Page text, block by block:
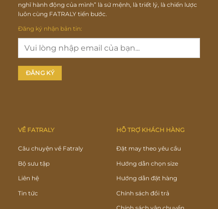
nghĩ hành động của mình” là sứ mệnh, là triết lý, là chiến lược
luôn cùng FATRALY tiến bước.
Đăng ký nhận bản tin:
VỀ FATRALY
Câu chuyện về Fatraly
Bộ sưu tập
Liên hệ
Tin tức
HỖ TRỢ KHÁCH HÀNG
Đặt may theo yêu cầu
Hướng dẫn chọn size
Hướng dẫn đặt hàng
Chính sách đổi trả